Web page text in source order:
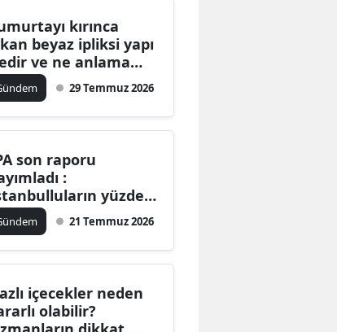
kırınca
beyaz ipliksi yapı
ve ne anlama
29 Temmuz 2026
son raporu
:
yüzde
dışarıdaki yemeğe
21 Temmuz 2026
içecekler neden
olabilir?